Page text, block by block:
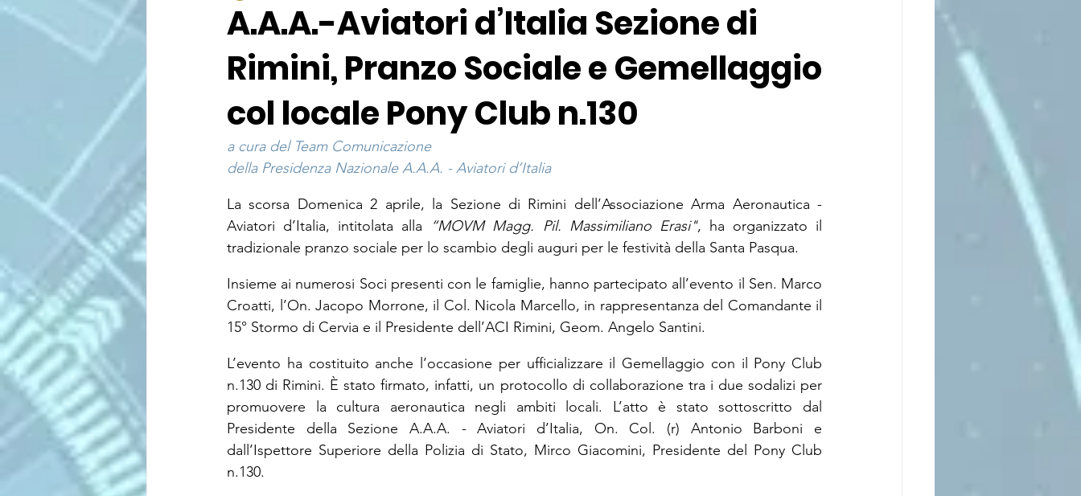
A.A.A.-Aviatori d’Italia Sezione di
Rimini, Pranzo Sociale e Gemellaggio
col locale Pony Club n.130
a cura del Team Comunicazione
della Presidenza Nazionale A.A.A. - Aviatori d’Italia
La scorsa Domenica 2 aprile, la Sezione di Rimini dell’Associazione Arma Aeronautica -
Aviatori d’Italia, intitolata alla
“MOVM Magg. Pil. Massimiliano Erasi", ha organizzato il
tradizionale pranzo sociale per lo scambio degli auguri per le festività della Santa Pasqua.
Insieme ai numerosi Soci presenti con le famiglie, hanno partecipato all’evento il Sen. Marco
Croatti, l’On. Jacopo Morrone, il Col. Nicola Marcello, in rappresentanza del Comandante il
15° Stormo di Cervia e il Presidente dell’ACI Rimini, Geom. Angelo Santini.
L’evento ha costituito anche l’occasione per ufficializzare il Gemellaggio con il Pony Club
n.130 di Rimini. È stato firmato, infatti, un protocollo di collaborazione tra i due sodalizi per
promuovere la cultura aeronautica negli ambiti locali. L’atto è stato sottoscritto dal
Presidente della Sezione A.A.A. - Aviatori d’Italia, On. Col. (r) Antonio Barboni e
dall’Ispettore Superiore della Polizia di Stato, Mirco Giacomini, Presidente del Pony Club
n.130.